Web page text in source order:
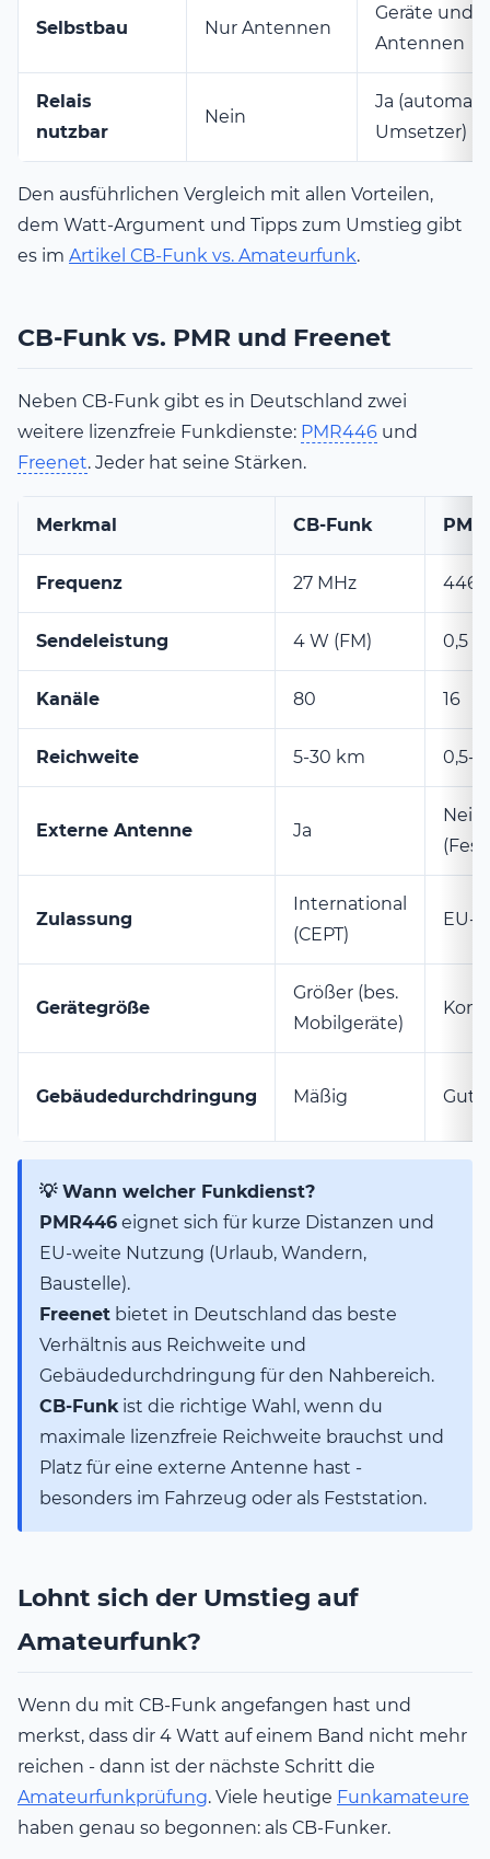
Selbstbau Nur Antennen
Geräte und
Antennen
Relais
nutzbar
Nein
Ja
Umsetzer)
Den ausführlichen Vergleich mit allen Vorteilen,
dem Watt-Argument und Tipps zum Umstieg gibt
es im Artikel CB-Funk vs. Amateurfunk.
CB-Funk vs. PMR und Freenet
Neben CB-Funk gibt es in Deutschland zwei
weitere lizenzfreie Funkdienste: PMR446 und
Freenet. Jeder hat seine Stärken.
Merkmal CB-Funk
Frequenz 27 MHz 446
Sendeleistung 4 W (FM) 0,5
Kanäle 80 16
Reichweite 5-30 km 0,5-
Externe Antenne Ja
Nein
Zulassung
International
(CEPT)
EU-
Gerätegröße
Größer (bes.
Mobilgeräte)
Gebäudedurchdringung Mäßig Gut
💡 Wann welcher Funkdienst?
PMR446 eignet sich für kurze Distanzen und
EU-weite Nutzung (Urlaub, Wandern,
Baustelle).
Freenet bietet in Deutschland das beste
Verhältnis aus Reichweite und
Gebäudedurchdringung für den Nahbereich.
CB-Funk ist die richtige Wahl, wenn du
maximale lizenzfreie Reichweite brauchst und
Platz für eine externe Antenne hast -
besonders im Fahrzeug oder als Feststation.
Lohnt sich der Umstieg auf
Amateurfunk?
Wenn du mit CB-Funk angefangen hast und
merkst, dass dir 4 Watt auf einem Band nicht mehr
reichen - dann ist der nächste Schritt die
Amateurfunkprüfung. Viele heutige Funkamateure
haben genau so begonnen: als CB-Funker.